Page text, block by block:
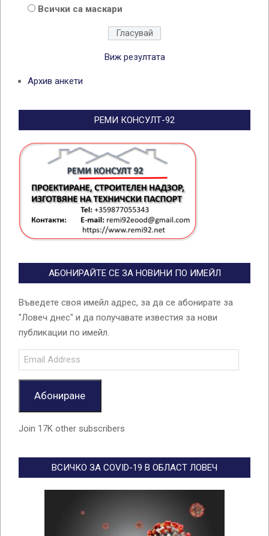
Всички са маскари
Виж резултата
Архив анкети
РЕМИ КОНСУЛТ-92
АБОНИРАЙТЕ СЕ ЗА НОВИНИ ПО ИМЕЙЛ
Въведете своя имейл адрес, за да се абонирате за
"Ловеч днес" и да получавате известия за нови
публикации по имейл.
Email
Address
Абониране
Join 17K other subscribers
ВСИЧКО ЗА COVID-19 В ОБЛАСТ ЛОВЕЧ